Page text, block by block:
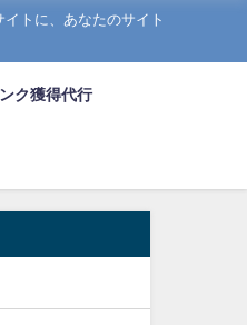
トに、あなたのサイト
ク獲得代行